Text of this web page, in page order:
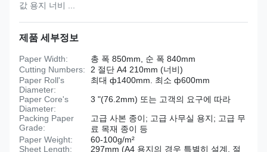
값 용지 너비 ...
제품 세부정보
Paper Width:
총 폭 850mm, 순 폭 840mm
Cutting Numbers:
2 절단 A4 210mm (너비)
Paper Roll's
Diameter:
최대 ф1400mm. 최소 ф600mm
Paper Core's
Diameter:
3 "(76.2mm) 또는 고객의 요구에 따라
Packing Paper
Grade:
고급 사본 종이; 고급 사무실 용지; 고급 무
료 목재 종이 등
Paper Weight:
60-100g/m²
Sheet Length:
297mm (A4 용지의 경우 특별히 설계, 절